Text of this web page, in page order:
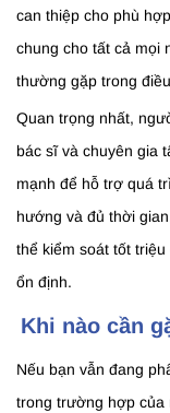
can thiệp cho phù
chung cho tất cả mọi
thường gặp trong
Quan trọng nhất,
bác sĩ và chuyên gia
mạnh để hỗ trợ quá
hướng và đủ thời
thể kiểm soát tốt
ổn định.
Khi nào cần
Nếu bạn vẫn đang
trong trường hợp của